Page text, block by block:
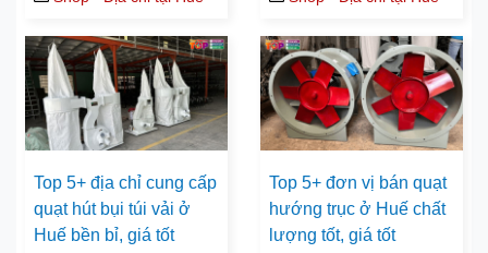
Top 5+ địa chỉ cung cấp
quạt hút bụi túi vải ở
Huế bền bỉ, giá tốt
Top 5+ đơn vị bán quạt
hướng trục ở Huế chất
lượng tốt, giá tốt